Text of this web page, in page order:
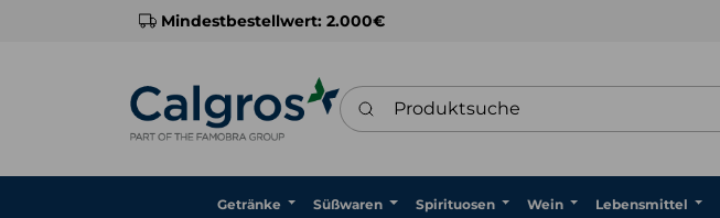
Mindestbestellwert: 2.000€
Produktsuche
Getränke Süßwaren Spirituosen Wein Lebensmittel